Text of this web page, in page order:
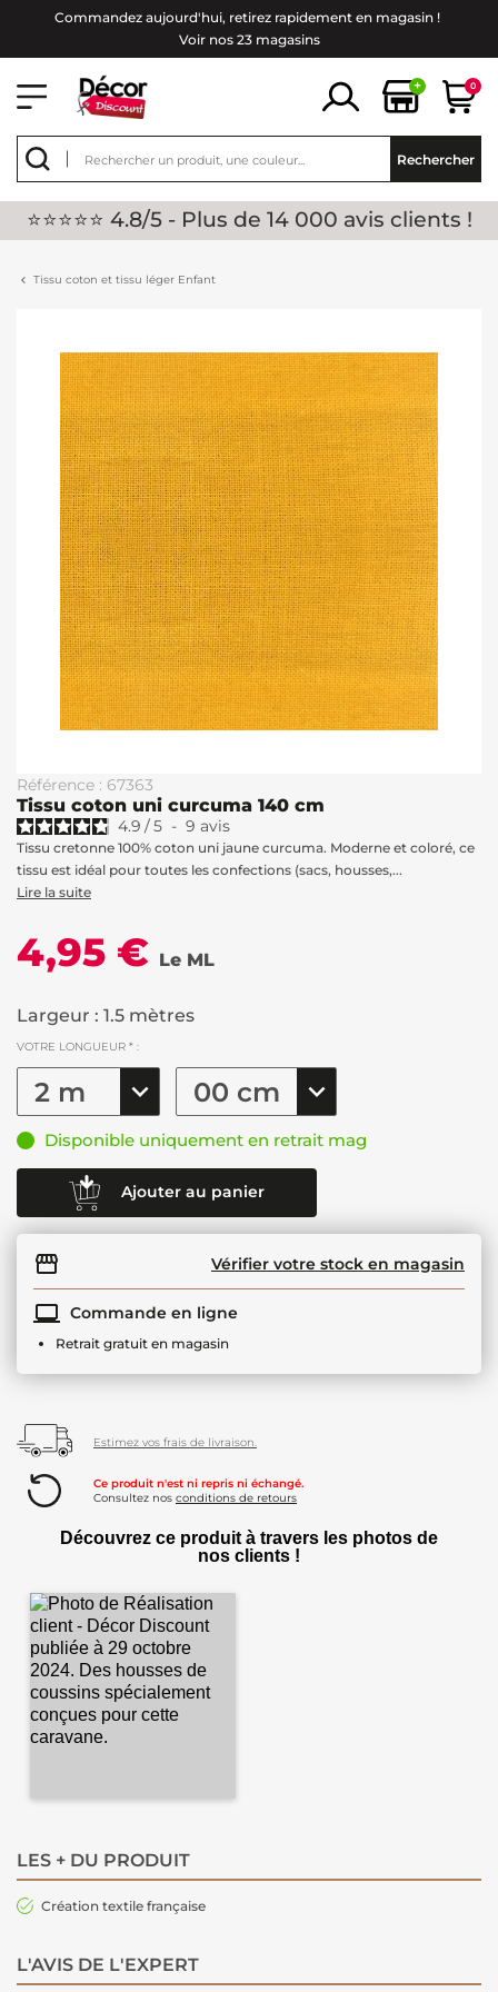
Commandez aujourd'hui, retirez rapidement en magasin !
Voir nos 23 magasins
+ 0
Rechercher
⭐⭐⭐⭐⭐ 4.8/5 - Plus de 14 000 avis clients !
Tissu coton et tissu léger Enfant
Référence : 67363
Tissu coton uni curcuma 140 cm
4.9 /5 - 9 avis
Tissu cretonne 100% coton uni jaune curcuma. Moderne et coloré, ce
tissu est idéal pour toutes les confections (sacs, housses,...
Lire la suite
4,95 € Le ML
Largeur : 1.5 mètres
VOTRE LONGUEUR * :
Disponible uniquement en retrait mag
Ajouter au panier
Vérifier votre stock en magasin
Commande en ligne
Retrait gratuit en magasin
Estimez vos frais de livraison.
Ce produit n'est ni repris ni échangé.
Consultez nos conditions de retours
Découvrez ce produit à travers les photos de
nos clients !
LES + DU PRODUIT
Création textile française
L'AVIS DE L'EXPERT